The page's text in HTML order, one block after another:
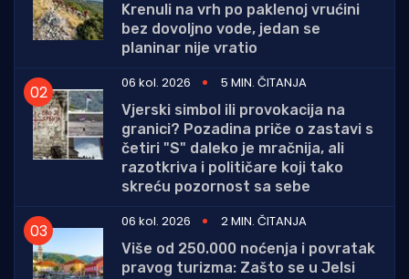
Krenuli na vrh po paklenoj vrućini
bez dovoljno vode, jedan se
planinar nije vratio
06 kol. 2026
5 MIN. ČITANJA
Vjerski simbol ili provokacija na
granici? Pozadina priče o zastavi s
četiri "S" daleko je mračnija, ali
razotkriva i političare koji tako
skreću pozornost sa sebe
06 kol. 2026
2 MIN. ČITANJA
Više od 250.000 noćenja i povratak
pravog turizma: Zašto se u Jelsi